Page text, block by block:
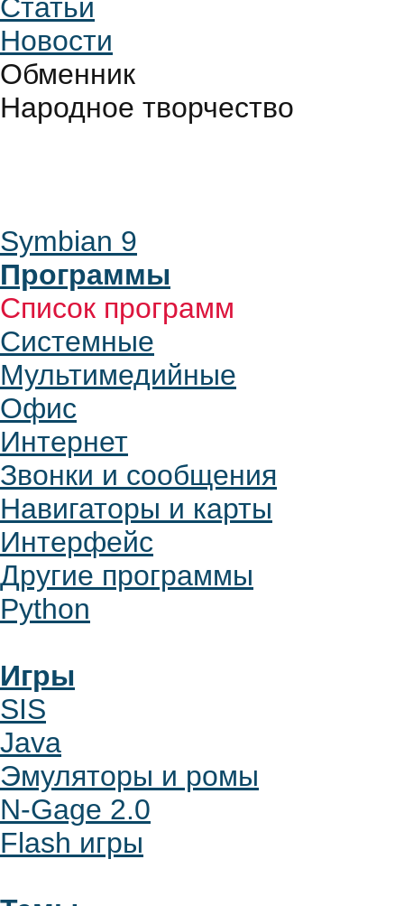
Статьи
Новости
Обменник
Народное творчество
Symbian 9
Программы
Список программ
Системные
Мультимедийные
Офис
Интернет
Звонки и сообщения
Навигаторы и карты
Интерфейс
Другие программы
Python
Игры
SIS
Java
Эмуляторы и ромы
N-Gage 2.0
Flash игры